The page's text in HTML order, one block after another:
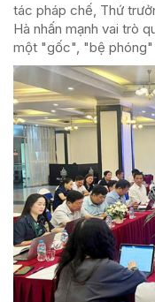
tác pháp chế, Thứ
Hà nhấn mạnh vai trò
một "gốc", "bệ phóng"